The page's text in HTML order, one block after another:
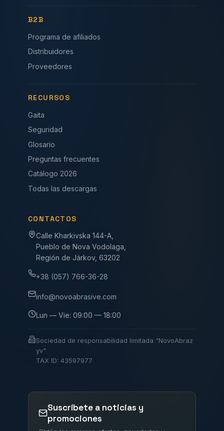
B2B
Programa de afiliados
Distribuidores
Proveedores
RECURSOS
Gaita
Seguridad
Glosario
Preguntas frecuentes
Catálogo 2026
Todas las descargas
CONTACTOS
Calle Kharkivska 144-A,
Pueblo de Nova Vodolaga,
Región de Járkov, 63202
+38 (057) 766-36-28
info@novoabrasive.com
Lun — Vie: 09:00 — 18:00
Sociedad de responsabilidad limitada "NovoAbraz
yv"
TAX ID: 43597977
Suscríbete a noticias y
promociones